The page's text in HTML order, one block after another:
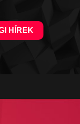
HÍREK